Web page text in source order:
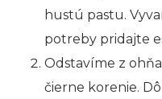
hustú pastu.
potreby pridajte
Odstavíme z
čierne korenie.